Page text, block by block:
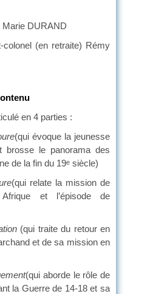
DURAND
(en retraite) Rémy
en 4 parties :
(qui évoque la jeunesse
brosse le panorama des
de la fin du 19e siècle)
(qui relate la mission de
et l’épisode de
(qui traite du retour en
et de sa mission en
(qui aborde le rôle de
la Guerre de 14-18 et sa